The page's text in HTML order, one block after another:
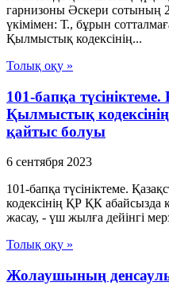
гарнизоны Әскери сотының
үкімімен: Т., бұрын
Қылмыстық кодексінің...
Толық оқу »
101-бапқа
Қылмыстық
қайтыс болуы
6 сентября 2023
101-бапқа түсініктеме.
кодексінің ҚР ҚК абайсызда
жасау, - үш жылға дейінгі
Толық оқу »
Жолаушының